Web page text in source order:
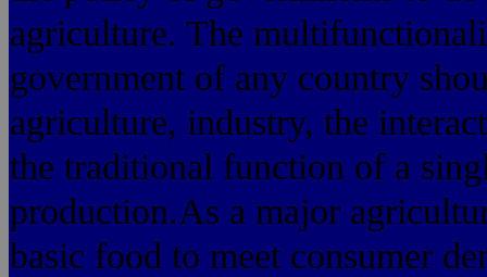
agriculture. The
government of any country
agriculture, industry, the
the traditional function of a
production.As a major
basic food to meet consumer